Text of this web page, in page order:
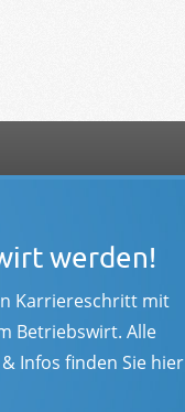
werden!
Karriereschritt mit
Betriebswirt. Alle
Infos finden Sie hier